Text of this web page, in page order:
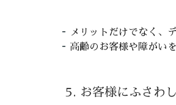
メリットだけでなく、
高齢のお客様や障がい
5. お客様にふさわ